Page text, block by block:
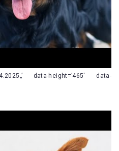
data-height=’465′ data-